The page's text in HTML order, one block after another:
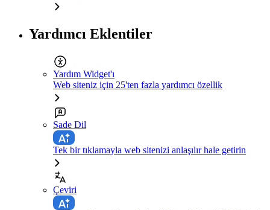
Yardımcı Eklentiler
Yardım Widget'ı
Web siteniz için 25'ten fazla yardımcı özellik
Sade Dil
Tek bir tıklamayla web sitenizi anlaşılır hale getirin
Çeviri